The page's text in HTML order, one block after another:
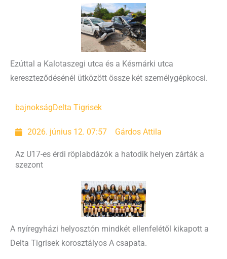
Ezúttal a Kalotaszegi utca és a Késmárki utca
kereszteződésénél ütközött össze két személygépkocsi.
bajnokságDelta Tigrisek
2026. június 12. 07:57 Gárdos Attila
Az U17-es érdi röplabdázók a hatodik helyen zárták a
szezont
A nyíregyházi helyosztón mindkét ellenfelétől kikapott a
Delta Tigrisek korosztályos A csapata.